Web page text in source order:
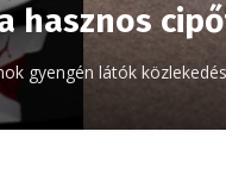
hasznos
gyengén látók